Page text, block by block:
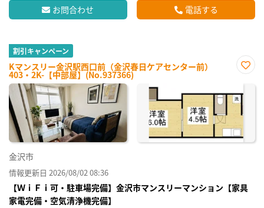
お問合わせ 電話する
割引キャンペーン
Kマンスリー金沢駅西口前（金沢春日ケアセンター前）
403・2K-【中部屋】(No.937366)
に入
り登
録
金沢市
情報更新日 2026/08/02 08:36
【ＷｉＦｉ可・駐車場完備】金沢市マンスリーマンション【家具
家電完備・空気清浄機完備】